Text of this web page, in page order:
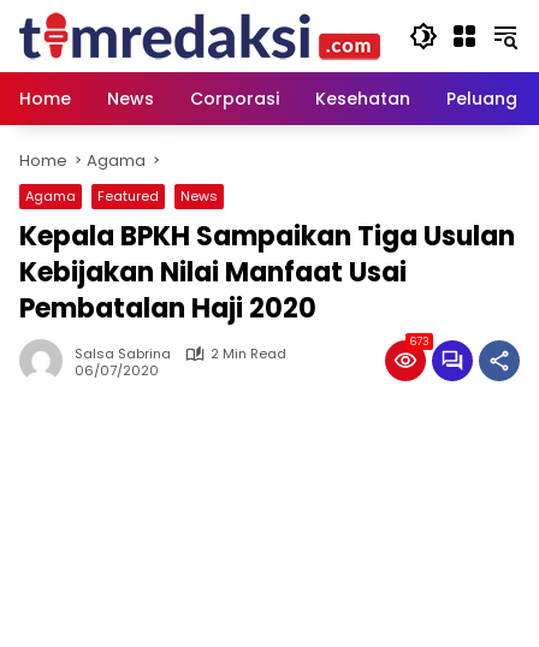
content
Home
News Corporasi Kesehatan Peluang
Home Agama
Agama Featured News
Kepala BPKH Sampaikan Tiga Usulan
Kebijakan Nilai Manfaat Usai
Pembatalan Haji 2020
Salsa Sabrina
2 Min Read
06/07/2020
673